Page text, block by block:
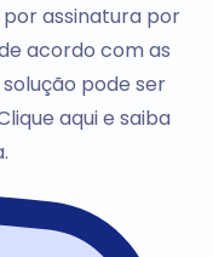
assinatura por
acordo com as
pode ser
aqui e saiba